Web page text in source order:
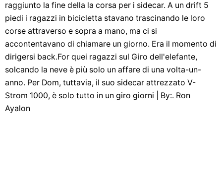
raggiunto la fine della la corsa per i sidecar. A un drift 5
piedi i ragazzi in bicicletta stavano trascinando le loro
corse attraverso e sopra a mano, ma ci si
accontentavano di chiamare un giorno. Era il momento di
dirigersi back.For quei ragazzi sul Giro dell'elefante,
solcando la neve è più solo un affare di una volta-un-
anno. Per Dom, tuttavia, il suo sidecar attrezzato V-
Strom 1000, è solo tutto in un giro giorni | By:. Ron
Ayalon